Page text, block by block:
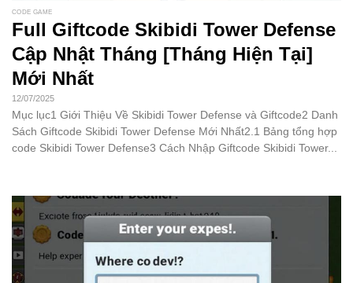
CODE GAME
Full Giftcode Skibidi Tower Defense
Cập Nhật Tháng [Tháng Hiện Tại]
Mới Nhất
12/07/2025
Mục lục1 Giới Thiệu Về Skibidi Tower Defense và Giftcode2 Danh
Sách Giftcode Skibidi Tower Defense Mới Nhất2.1 Bảng tổng hợp
code Skibidi Tower Defense3 Cách Nhập Giftcode Skibidi Tower...